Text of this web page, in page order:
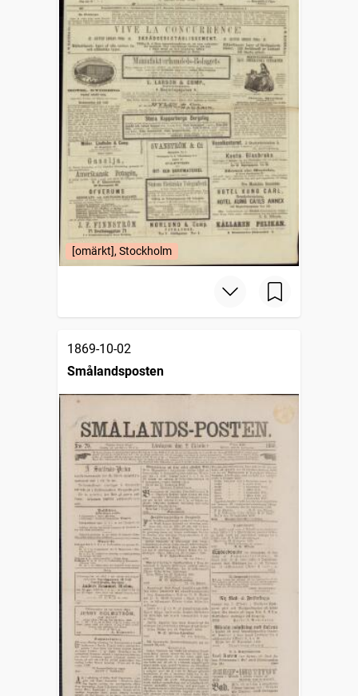
[omärkt], Stockholm
1869-10-02
Smålandsposten